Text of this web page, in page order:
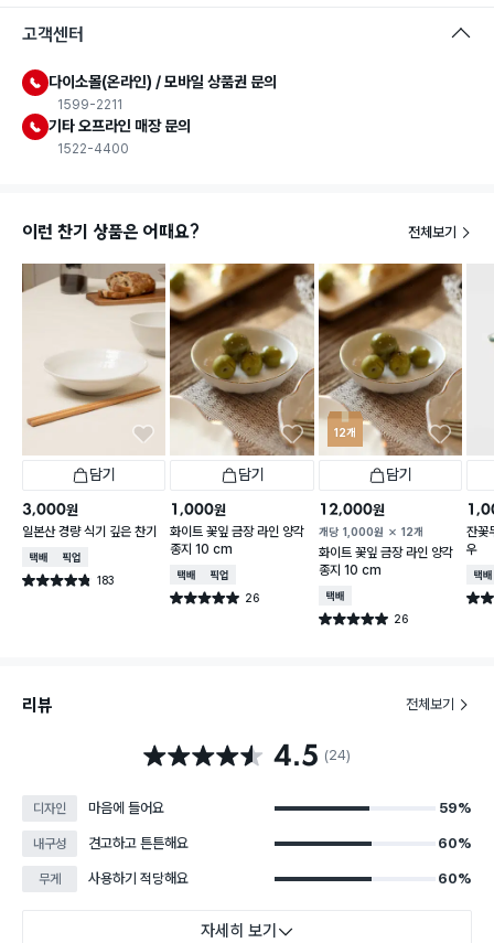
고객센터
다이소몰(온라인) / 모바일 상품권 문의
1599-2211
기타 오프라인 매장 문의
1522-4400
이런 찬기 상품은 어때요? 전체보기
담기
3,000원
일본산 경량 식기 깊은 찬기
택배배송매장픽업
별점 4.8점 183
건 작성
담기
1,000원
화이트 꽃잎 금장 라인 양각
종지 10 cm
택배배송매장픽업
별점 5.0점 26
건 작성
12개
담기
12,000원
개당 1,000원 12개
화이트 꽃잎 금장 라인 양각
종지 10 cm
택배배송
별점 5.0점 26
건 작성
잔꽃
우
택배
별점
리뷰 전체보기
별점 4.5점 4.5 (24)
디자인 마음에 들어요 59%
내구성 견고하고 튼튼해요 60%
무게 사용하기 적당해요 60%
자세히 보기